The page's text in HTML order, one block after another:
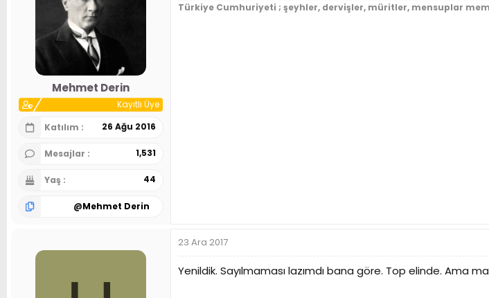
Mehmet Derin
Kayıtlı Üye
Katılım
26 Ağu 2016
Mesajlar 1,531
Yaş 44
@Mehmet Derin
Türkiye Cumhuriyeti ; şeyhler, dervişler, müritler, mensuplar
23 Ara 2017
Yenildik. Sayılmaması lazımdı bana göre. Top elinde. Ama